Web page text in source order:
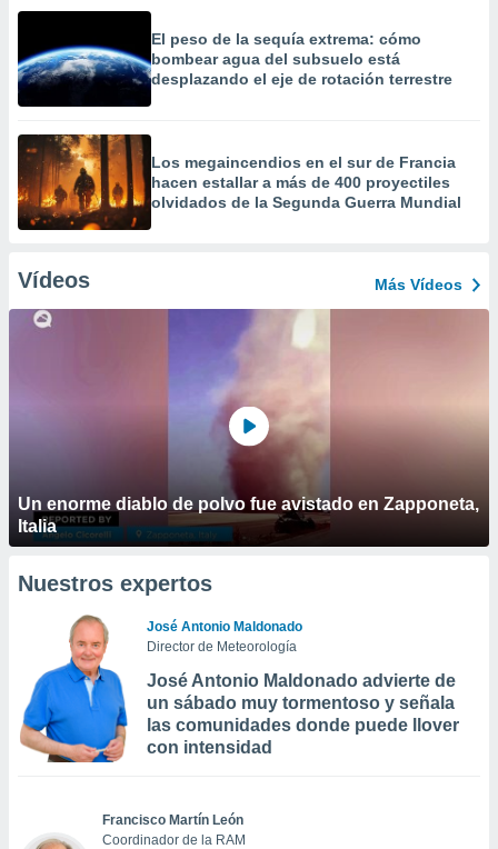
El peso de la sequía extrema: cómo
bombear agua del subsuelo está
desplazando el eje de rotación terrestre
Los megaincendios en el sur de Francia
hacen estallar a más de 400 proyectiles
olvidados de la Segunda Guerra Mundial
Vídeos Más Vídeos
Un enorme diablo de polvo fue avistado en Zapponeta,
Italia
Nuestros expertos
José Antonio Maldonado
Director de Meteorología
José Antonio Maldonado advierte de
un sábado muy tormentoso y señala
las comunidades donde puede llover
con intensidad
Francisco Martín León
Coordinador de la RAM